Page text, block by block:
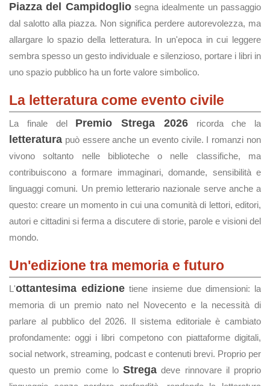
Piazza del Campidogliosegna idealmente un passaggio
dal salotto alla piazza. Non significa perdere autorevolezza, ma
allargare lo spazio della letteratura. In un'epoca in cui leggere
sembra spesso un gesto individuale e silenzioso, portare i libri in
uno spazio pubblico ha un forte valore simbolico.
La letteratura come evento civile
La finale del Premio Strega 2026ricorda che la
letteratura può essere anche un evento civile. I romanzi non
vivono soltanto nelle biblioteche o nelle classifiche, ma
contribuiscono a formare immaginari, domande, sensibilità e
linguaggi comuni. Un premio letterario nazionale serve anche a
questo: creare un momento in cui una comunità di lettori, editori,
autori e cittadini si ferma a discutere di storie, parole e visioni del
mondo.
Un'edizione tra memoria e futuro
L'ottantesima edizione tiene insieme due dimensioni: la
memoria di un premio nato nel Novecento e la necessità di
parlare al pubblico del 2026. Il sistema editoriale è cambiato
profondamente: oggi i libri competono con piattaforme digitali,
social network, streaming, podcast e contenuti brevi. Proprio per
questo un premio come loStrega deve rinnovare il proprio